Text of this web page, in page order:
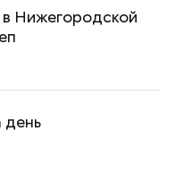
Нижегородской
день